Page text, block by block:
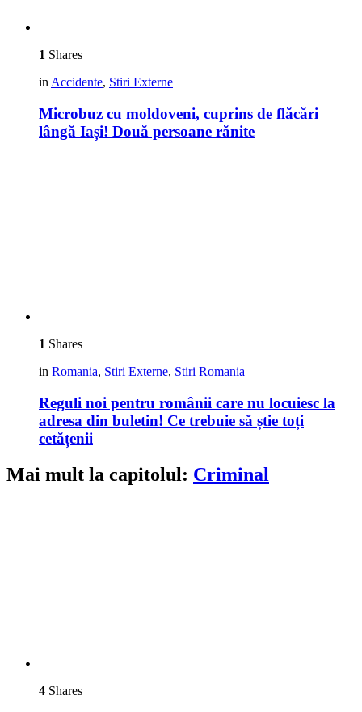
1 Shares
in Accidente, Stiri Externe
Microbuz cu moldoveni, cuprins de flăcări
lângă Iași! Două persoane rănite
1 Shares
in Romania, Stiri Externe, Stiri Romania
Reguli noi pentru românii care nu locuiesc la
adresa din buletin! Ce trebuie să știe toți
cetățenii
Mai mult la capitolul: Criminal
4 Shares